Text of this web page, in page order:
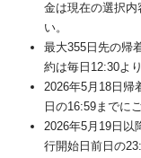
金は現在の選択内
い。
最大355日先の帰
約は毎日12:30よ
2026年5月18日帰
日の16:59までに
2026年5月19日以
行開始日前日の